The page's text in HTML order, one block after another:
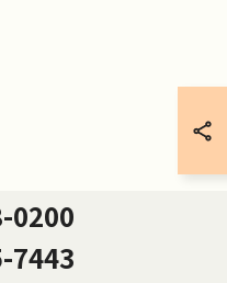
0200
7443